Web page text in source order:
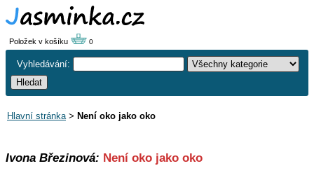
Položek v košíku 0
Vyhledávání:
Hlavní stránka> Není oko jako oko
Ivona Březinová: Není oko jako oko